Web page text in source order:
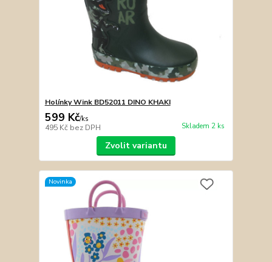
Holínky Wink BD52011 DINO KHAKI
599 Kč/ks
495 Kč bez DPH Skladem 2 ks
Zvolit variantu
Novinka